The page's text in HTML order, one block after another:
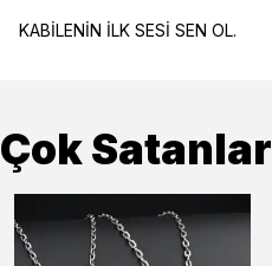
KABİLENİN İLK SESİ SEN OL.
Çok Satanlar